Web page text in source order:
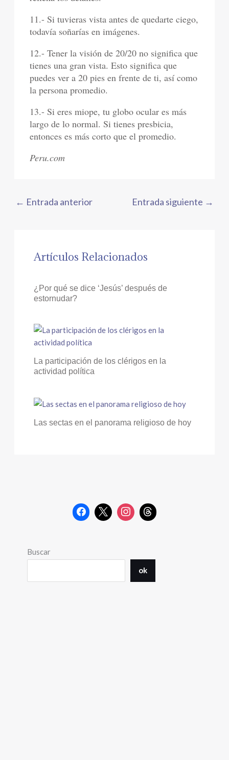
11.- Si tuvieras vista antes de quedarte ciego,
todavía soñarías en imágenes.
12.- Tener la visión de 20/20 no significa que
tienes una gran vista. Esto significa que
puedes ver a 20 pies en frente de ti, así como
la persona promedio.
13.- Si eres miope, tu globo ocular es más
largo de lo normal. Si tienes presbicia,
entonces es más corto que el promedio.
Peru.com
← Entrada anterior Entrada siguiente →
Artículos Relacionados
¿Por qué se dice ‘Jesús’ después de
estornudar?
La participación de los clérigos en la
actividad política
Las sectas en el panorama religioso de hoy
Buscar
ok